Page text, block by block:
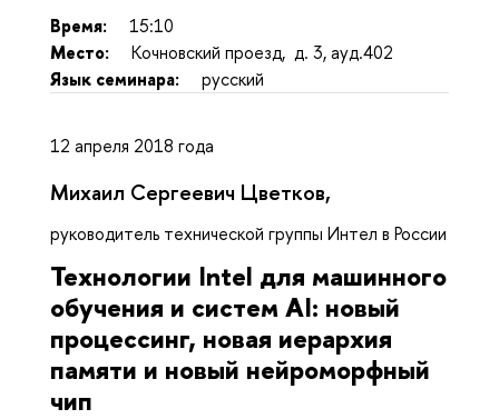
Время:
15:10
Место:
Кочновский проезд, д. 3, ауд.402
Язык семинара:
русский
12 апреля 2018 года
Михаил Сергеевич Цветков,
руководитель технической группы Интел в России
Технологии Intel для машинного
обучения и систем AI: новый
процессинг, новая иерархия
памяти и новый нейроморфный
чип